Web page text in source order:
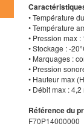
• Température
• Température
• Pression max :
• Stockage : -
• Marquages :
• Pression
• Hauteur max
• Débit max : 4,2
Référence du
F70P14000000